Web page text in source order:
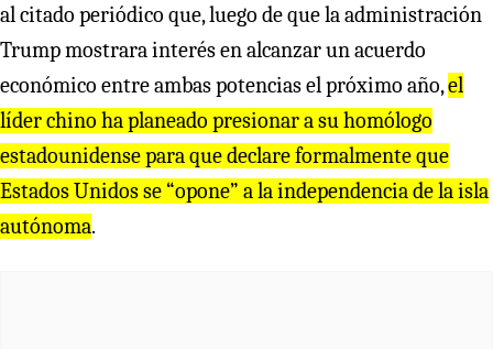
al citado periódico que, luego de que la administración
Trump mostrara interés en alcanzar un acuerdo
económico entre ambas potencias el próximo año,el
líder chino ha planeado presionar a su homólogo
estadounidense para que declare formalmente que
Estados Unidos se “opone” a la independencia de la isla
autónoma.